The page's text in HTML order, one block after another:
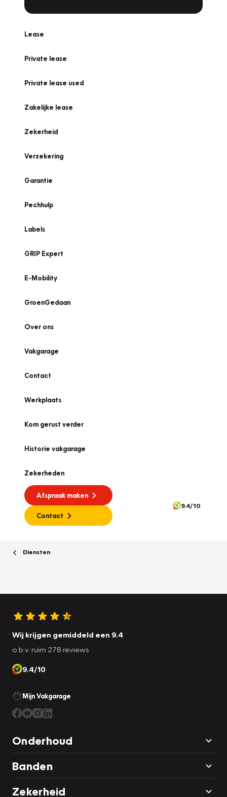
Lease
Private lease
Private lease used
Zakelijke lease
Zekerheid
Verzekering
Garantie
Pechhulp
Labels
GRIP Expert
E-Mobility
GroenGedaan
Over ons
Vakgarage
Contact
Werkplaats
Kom gerust verder
Historie vakgarage
Zekerheden
Afspraak maken
Contact
9.4/10
Diensten
Wij krijgen gemiddeld een 9.4
o.b.v. ruim 278 reviews
9.4/10
Mijn Vakgarage
Onderhoud
Banden
Zekerheid